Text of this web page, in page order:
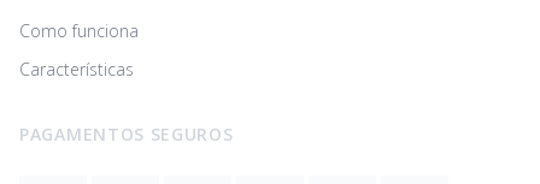
Como funciona
Características
PAGAMENTOS SEGUROS